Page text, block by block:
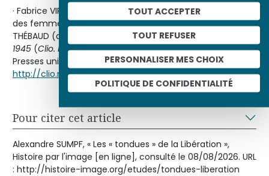
TOUT ACCEPTER
TOUT REFUSER
PERSONNALISER MES CHOIX
POLITIQUE DE CONFIDENTIALITÉ
· Fabrice VIRGILI, « Les “tondues” à la Libération : le corps
des femmes, enjeu d’une réaproppriation », in Françoise
THÉBAUD (dir.),
Résistances et Libérations. France. 1940-
1945 (Clio. Femmes, Genre, Histoire, no 1), Toulouse,
Presses universitaires du Mirail, 1995. Lien :
http://clio.revues.org/518
Pour citer cet article
Alexandre SUMPF, « Les « tondues » de la Libération »,
Histoire par l'image [en ligne], consulté le 08/08/2026. URL
: http://histoire-image.org/etudes/tondues-liberation